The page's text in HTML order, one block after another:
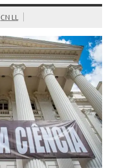
CN LL